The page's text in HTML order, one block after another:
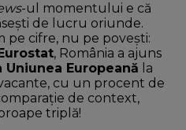
-ul momentului e că
de lucru oriunde.
pe cifre, nu pe povești:
Eurostat, România a ajuns
Europeană la
cu un procent de
de context,
triplă!